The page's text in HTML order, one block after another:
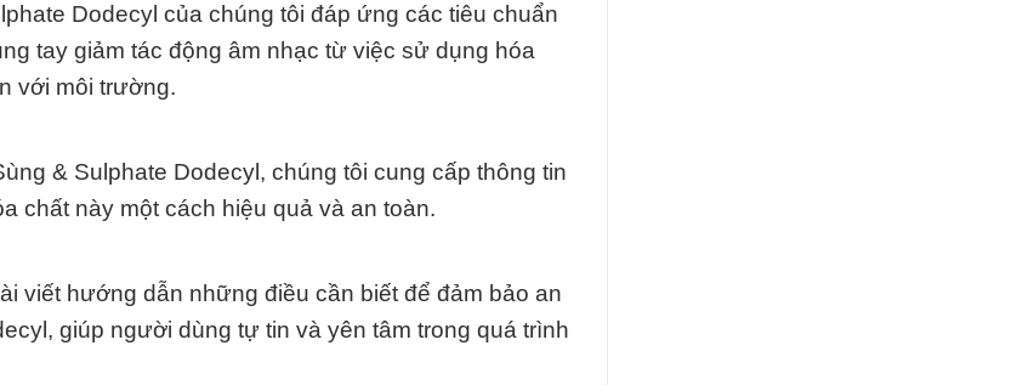
Dodecyl của chúng tôi đáp ứng các tiêu chuẩn
tay giảm tác động âm nhạc từ việc sử dụng hóa
với môi trường.
& Sulphate Dodecyl, chúng tôi cung cấp thông tin
chất này một cách hiệu quả và an toàn.
viết hướng dẫn những điều cần biết để đảm bảo an
giúp người dùng tự tin và yên tâm trong quá trình